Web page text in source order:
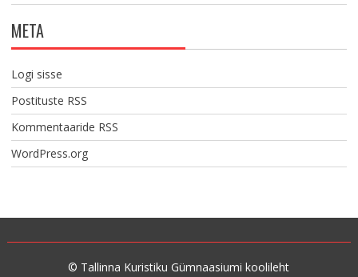
META
Logi sisse
Postituste RSS
Kommentaaride RSS
WordPress.org
© Tallinna Kuristiku Gümnaasiumi koolileht